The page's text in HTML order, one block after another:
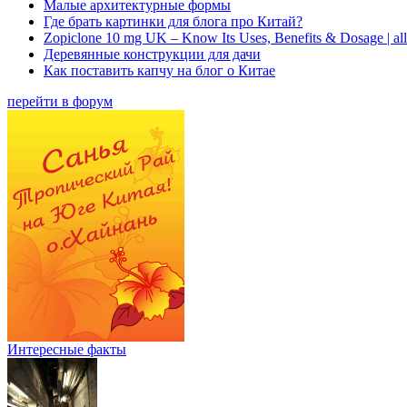
Малые архитектурные формы
Где брать картинки для блога про Китай?
Zopiclone 10 mg UK – Know Its Uses, Benefits & Dosage |
Деревянные конструкции для дачи
Как поставить капчу на блог о Китае
перейти в форум
Интересные факты